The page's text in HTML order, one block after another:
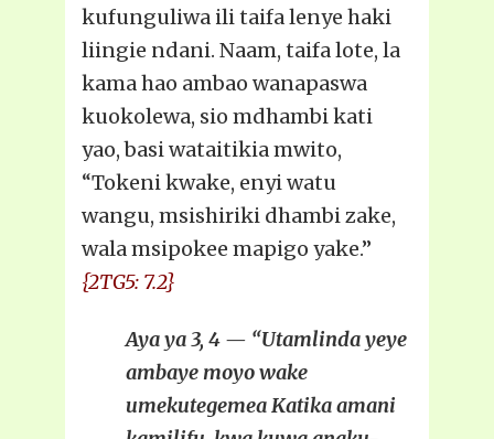
kufunguliwa ili taifa lenye haki
liingie ndani. Naam, taifa lote, la
kama hao ambao wanapaswa
kuokolewa, sio mdhambi kati
yao, basi wataitikia mwito,
“Tokeni kwake, enyi watu
wangu, msishiriki dhambi zake,
wala msipokee mapigo yake.”
{2TG5: 7.2}
Aya ya 3, 4 — “Utamlinda yeye
ambaye moyo wake
umekutegemea Katika amani